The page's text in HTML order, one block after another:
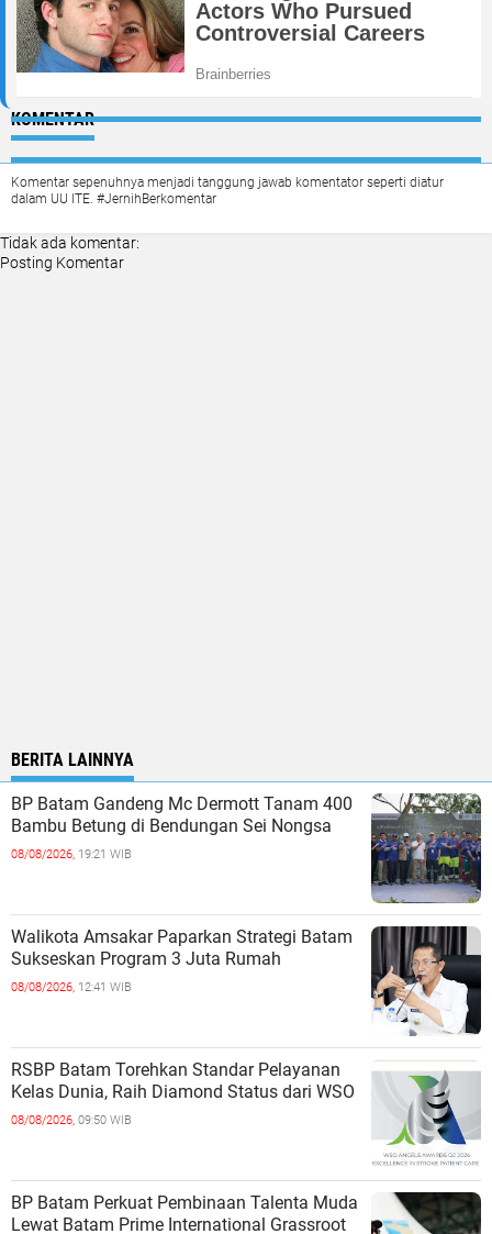
KOMENTAR
Komentar sepenuhnya menjadi tanggung jawab komentator seperti diatur
dalam UU ITE. #JernihBerkomentar
Tidak ada komentar:
Posting Komentar
BERITA LAINNYA
BP Batam Gandeng Mc Dermott Tanam 400
Bambu Betung di Bendungan Sei Nongsa
08/08/2026, 19:21 WIB
Walikota Amsakar Paparkan Strategi Batam
Sukseskan Program 3 Juta Rumah
08/08/2026, 12:41 WIB
RSBP Batam Torehkan Standar Pelayanan
Kelas Dunia, Raih Diamond Status dari WSO
08/08/2026, 09:50 WIB
BP Batam Perkuat Pembinaan Talenta Muda
Lewat Batam Prime International Grassroot